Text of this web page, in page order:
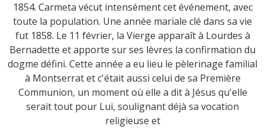
1854. Carmeta vécut intensément cet événement, avec
toute la population. Une année mariale clé dans sa vie
fut 1858. Le 11 février, la Vierge apparaît à Lourdes à
Bernadette et apporte sur ses lèvres la confirmation du
dogme défini. Cette année a eu lieu le pèlerinage familial
à Montserrat et c'était aussi celui de sa Première
Communion, un moment où elle a dit à Jésus qu'elle
serait tout pour Lui, soulignant déjà sa vocation
religieuse et